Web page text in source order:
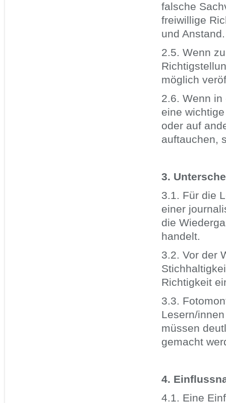
falsche
freiwillige
und Anstand.
2.5. Wenn
möglich
2.6. Wenn
eine
oder auf
auftauchen,
3.
3.1. Für die
einer
die
handelt.
3.2. Vor der
Richtigkeit
3.3.
Lesern/
müssen
gemacht
4.
4.1. Eine